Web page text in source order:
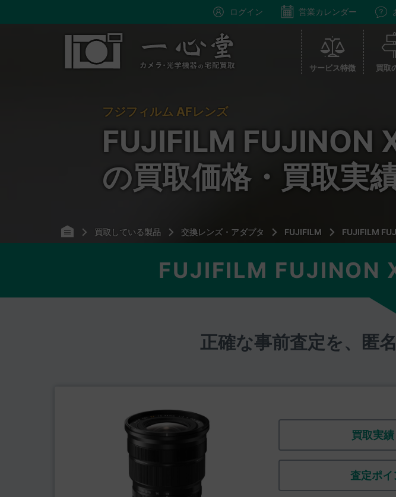
ログイン 営業カレンダー
サービス特徴 買取
フジフィルム AFレンズ
FUJIFILM FUJINON
の買取価格・買取実
買取している製品 交換レンズ・アダプタ FUJIFILM FUJIFILM
FUJIFILM FUJINON
正確な事前査定を、匿
買取実
査定ポイ